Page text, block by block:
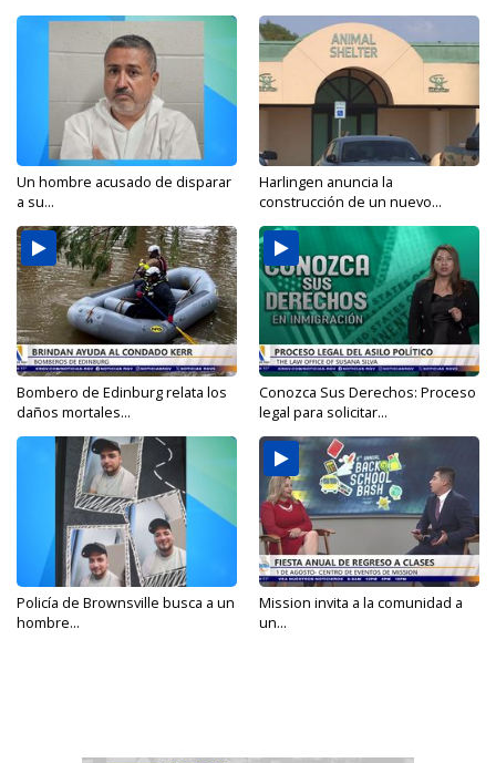
Un hombre acusado de disparar
a su...
Harlingen anuncia la
construcción de un nuevo...
Bombero de Edinburg relata los
daños mortales...
Conozca Sus Derechos: Proceso
legal para solicitar...
Policía de Brownsville busca a un
hombre...
Mission invita a la comunidad a
un...